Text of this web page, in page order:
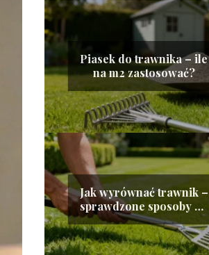
Piasek do trawnika – ile
na m2 zastosować?
Jak wyrównać trawnik –
sprawdzone sposoby na
idealną murawę